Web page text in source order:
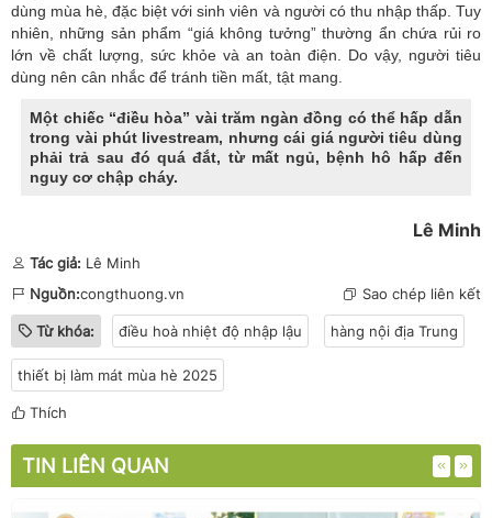
dùng mùa hè, đặc biệt với sinh viên và người có thu nhập thấp. Tuy
nhiên, những sản phẩm “giá không tưởng” thường ẩn chứa rủi ro
lớn về chất lượng, sức khỏe và an toàn điện. Do vậy, người tiêu
dùng nên cân nhắc để tránh tiền mất, tật mang.
Một chiếc “điều hòa” vài trăm ngàn đồng có thể hấp dẫn
trong vài phút livestream, nhưng cái giá người tiêu dùng
phải trả sau đó quá đắt, từ mất ngủ, bệnh hô hấp đến
nguy cơ chập cháy.
Lê Minh
Tác giả: Lê Minh
Nguồn:congthuong.vn Sao chép liên kết
Từ khóa: điều hoà nhiệt độ nhập lậu hàng nội địa Trung
thiết bị làm mát mùa hè 2025
Thích
TIN LIÊN QUAN